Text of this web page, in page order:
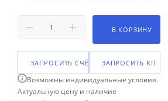
В КОРЗИНУ
ЗАПРОСИТЬ СЧЁТ ЗАПРОСИТЬ КП
Возможны индивидуальные условия.
Актуальную цену и наличие